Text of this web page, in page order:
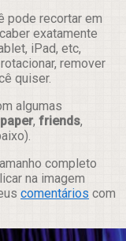
pode recortar em
exatamente
iPad, etc,
remover
quiser.
algumas
, friends,
completo
na imagem
comentários com